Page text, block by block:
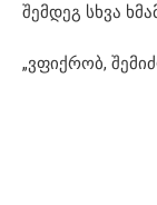
შემდეგ სხვა
„ვფიქრობ,